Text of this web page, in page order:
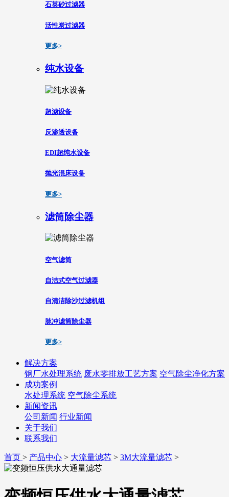
石英砂过滤器
活性炭过滤器
更多>
纯水设备
超滤设备
反渗透设备
EDI超纯水设备
抛光混床设备
更多>
滤筒除尘器
空气滤筒
自洁式空气过滤器
自清洁除沙过滤机组
脉冲滤筒除尘器
更多>
解决方案
钢厂水处理系统 废水零排放工艺方案 空气除尘净化方案
成功案例
水处理系统 空气除尘系统
新闻资讯
公司新闻 行业新闻
关于我们
联系我们
首页 > 产品中心 > 大流量滤芯 > 3M大流量滤芯 >